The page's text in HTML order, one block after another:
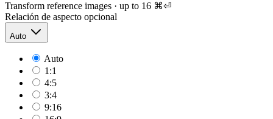
Transform reference images · up to 16 ⌘⏎
Relación de aspecto opcional
Auto
Auto
1:1
4:5
3:4
9:16